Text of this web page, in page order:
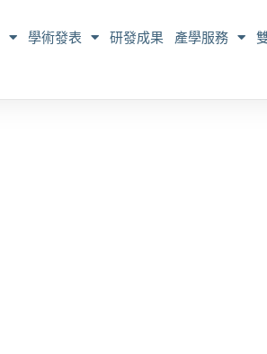
學術發表 研發成果 產學服務